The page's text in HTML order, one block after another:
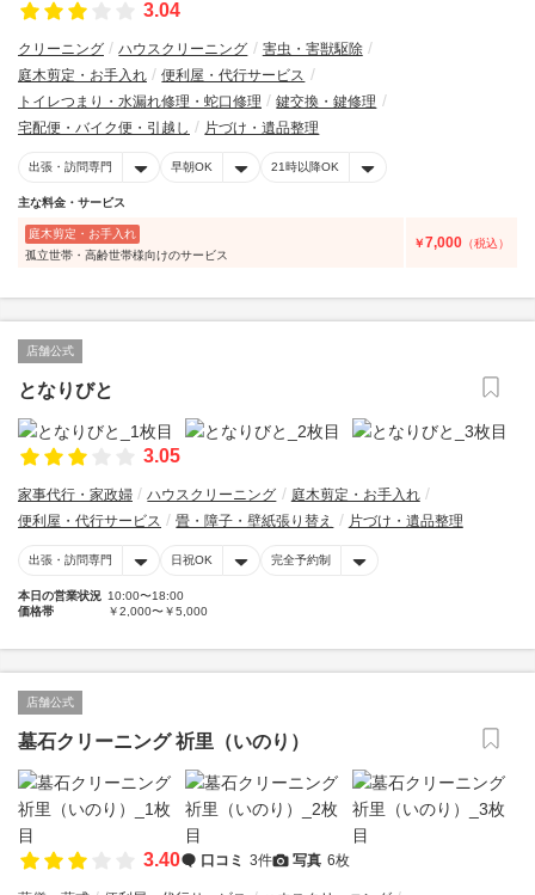
3.04
クリーニング ハウスクリーニング
害虫・害獣駆除
庭木剪定・お手入れ
便利屋・代行サービス
トイレつまり・水漏れ修理・蛇口修理
鍵交換・鍵修理
宅配便・バイク便・引越し
片づけ・遺品整理
出張・訪問専門 早朝OK 21時以降OK
主な料金・サービス
庭木剪定・お手入れ
孤立世帯・高齢世帯様向けのサービス
￥7,000 （税込）
店舗公式
となりびと
3.05
家事代行・家政婦 ハウスクリーニング
庭木剪定・お手入れ
便利屋・代行サービス
畳・障子・壁紙張り替え 片づけ・遺品整理
出張・訪問専門 日祝OK 完全予約制
本日の営業状況 10:00〜18:00
価格帯
￥2,000〜￥5,000
店舗公式
墓石クリーニング 祈里（いのり）
3.40 口コミ 3件 写真 6枚